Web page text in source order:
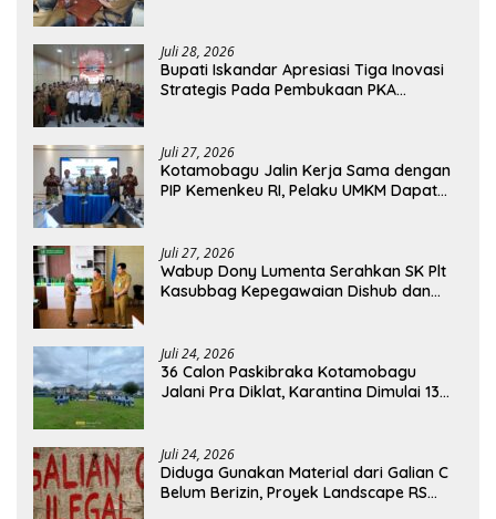
Juli 28, 2026
Bupati Iskandar Apresiasi Tiga Inovasi
Strategis Pada Pembukaan PKA
Juli 27, 2026
Kotamobagu Jalin Kerja Sama dengan
PIP Kemenkeu RI, Pelaku UMKM Dapat
Juli 27, 2026
Wabup Dony Lumenta Serahkan SK Plt
Kasubbag Kepegawaian Dishub dan
Juli 24, 2026
36 Calon Paskibraka Kotamobagu
Jalani Pra Diklat, Karantina Dimulai 13
Juli 24, 2026
Diduga Gunakan Material dari Galian C
Belum Berizin, Proyek Landscape RS